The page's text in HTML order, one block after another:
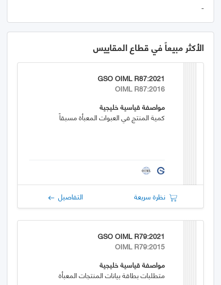
-
الأكثر مبيعاً في قطاع المقاييس
GSO OIML R87:2021
OIML R87:2016
مواصفة قياسية خليجية
كمية المنتج في العبوات المعبأة مسبقاً
نظرة سريعة التفاصيل
GSO OIML R79:2021
OIML R79:2015
مواصفة قياسية خليجية
متطلبات بطاقة بيانات المنتجات المعبأة